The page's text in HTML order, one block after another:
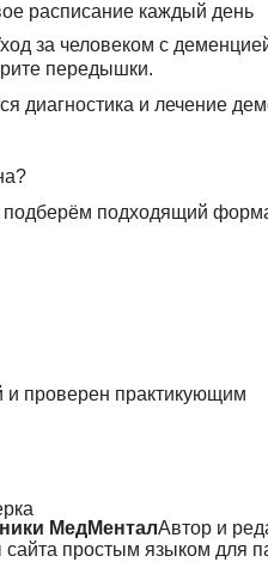
расписание каждый день
за человеком с
передышки.
диагностика и лечение
подходящий
и проверен практикующим
МедМенталАвтор и
простым языком для